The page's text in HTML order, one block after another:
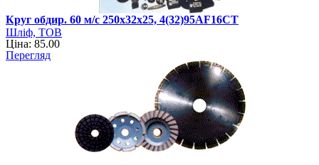
Круг обдир. 60 м/с 250х32х25, 4(32)95AF16CT
Шліф, ТОВ
Ціна: 85.00
Перегляд